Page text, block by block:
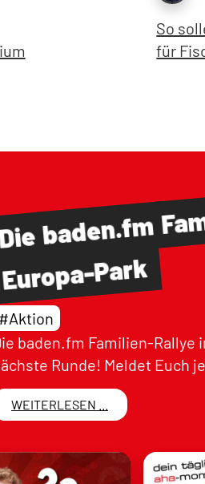
So
für
baden.fm
Europa-Park
#Aktion
baden.fm Familien-Rallye
Runde! Meldet Euch
WEITERLESEN ...